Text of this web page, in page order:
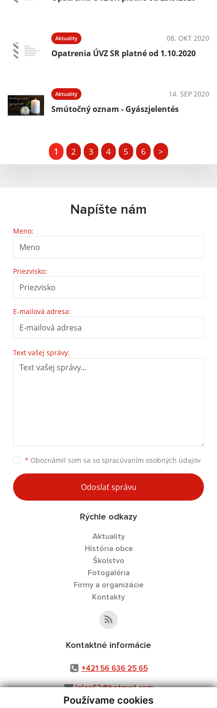
Používame cookies
Aktuality 08. OKT 2020
Opatrenia ÚVZ SR platné od 1.10.2020
Aktuality 14. SEP 2020
Smútočný oznam - Gyászjelentés
1 2 3 4 5 6 >
Napíšte nám
Meno:
Priezvisko:
E-mailová adresa:
Text vašej správy:
* Oboznámil som sa so spracúvaním osobných údajov
Odoslať správu
Rýchle odkazy
Aktuality
História obce
Školstvo
Fotogaléria
Firmy a organizácie
Kontakty
Kontaktné informácie
+421 56 636 25 65
leles62@hotmail.com